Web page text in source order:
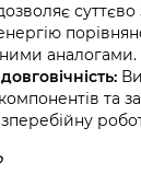
аналогами.
та